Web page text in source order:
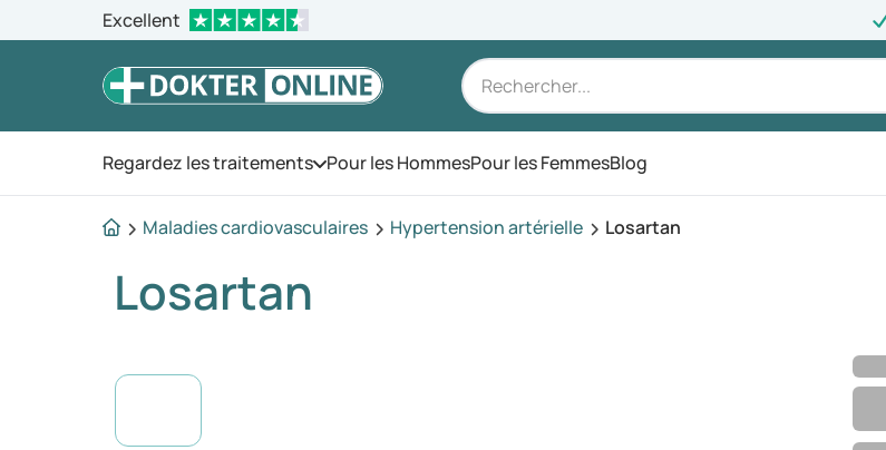
Excellent
Regardez les traitementsOuvrez le menu
Pour les HommesPour les FemmesBlog
Maladies cardiovasculaires Hypertension artérielle Losartan
Losartan